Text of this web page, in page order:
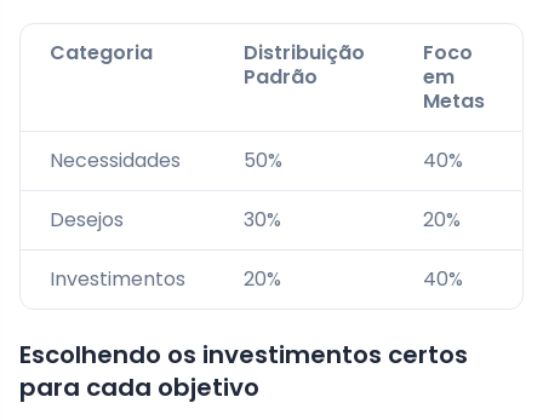
Categoria
Distribuição
Padrão
Foco
em
Metas
Necessidades 50% 40%
Desejos 30% 20%
Investimentos 20% 40%
Escolhendo os investimentos certos
para cada objetivo